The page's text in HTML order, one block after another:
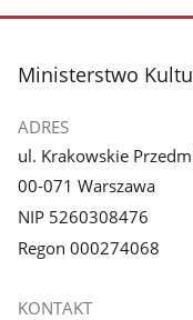
stopka
Ministerstwo
ADRES
ul. Krakowskie
00-071 Warszawa
NIP 5260308476
Regon 000274068
KONTAKT